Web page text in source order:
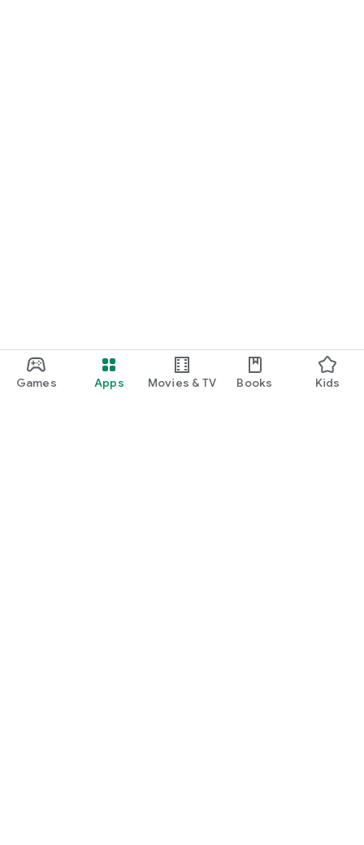
Games Apps Movies & TV Books Kids